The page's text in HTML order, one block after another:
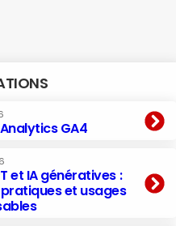
GA4
et IA génératives :
pratiques et usages